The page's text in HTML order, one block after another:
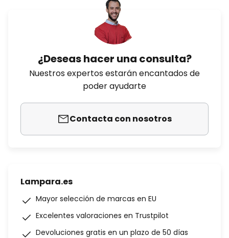
¿Deseas hacer una consulta?
Nuestros expertos estarán encantados de
poder ayudarte
Contacta con nosotros
Lampara.es
Mayor selección de marcas en EU
Excelentes valoraciones en Trustpilot
Devoluciones gratis en un plazo de 50 días